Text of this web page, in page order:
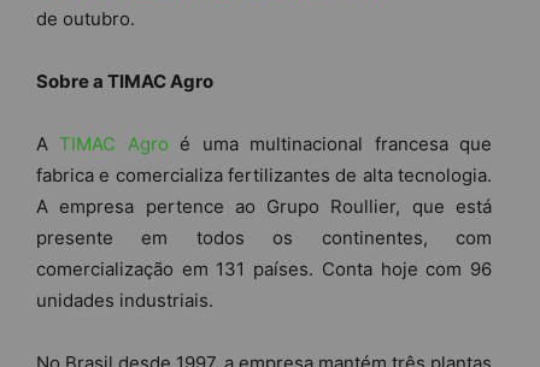
de outubro.
Sobre a TIMAC Agro
ATIMAC Agro é uma multinacional francesa que
fabrica e comercializa fertilizantes de alta tecnologia.
A empresa pertence ao Grupo Roullier, que está
presente em todos os continentes, com
comercialização em 131 países. Conta hoje com 96
unidades industriais.
No Brasil desde 1997, a empresa mantém três plantas